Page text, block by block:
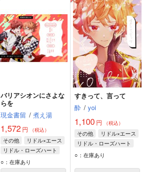
バリアシオンにさよな
らを
現金書留 / 煮え湯
1,572 円 （税込）
その他
リドル×エース
リドル・ローズハート
エース・トラッポラ
○：在庫あり
すきって、言って
酔 / yoi
1,100円 （税込）
その他
リドル×エース
リドル・ローズハート
エース・トラッポラ
○：在庫あり